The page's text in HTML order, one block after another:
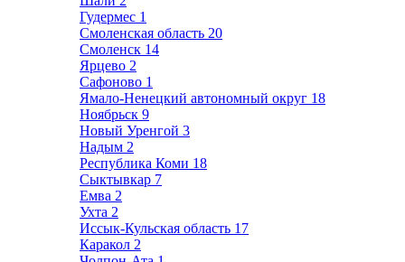
Гудермес 1
Смоленская область 20
Смоленск 14
Ярцево 2
Сафоново 1
Ямало-Ненецкий автономный округ 18
Ноябрьск 9
Новый Уренгой 3
Надым 2
Республика Коми 18
Сыктывкар 7
Емва 2
Ухта 2
Иссык-Кульская область 17
Каракол 2